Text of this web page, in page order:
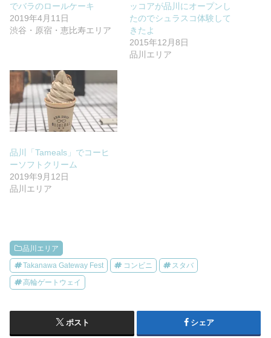
でバラのロールケーキ
2019年4月11日
渋谷・原宿・恵比寿エリア
ッコアが品川にオープンし
たのでシュラスコ体験して
きたよ
2015年12月8日
品川エリア
品川「Tameals」でコーヒ
ーソフトクリーム
2019年9月12日
品川エリア
品川エリア
Takanawa Gateway Fest コンビニ スタバ
高輪ゲートウェイ
ポスト シェア